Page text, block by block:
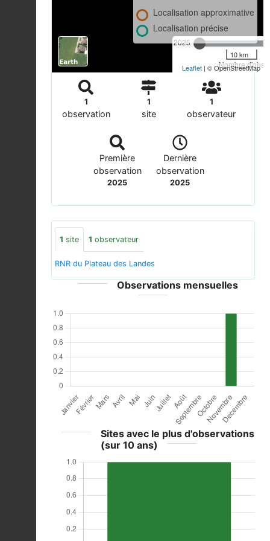
2025
Nombre
Localisation approximative
Localisation précise
10 km
Leaflet | © OpenStreetMap
1
observation
1
site
1
observateur
Première
observation
2025
Dernière
observation
2025
1 site 1 observateur
RNR du Plateau des Landes
Observations mensuelles
Sites avec le plus d'observations
(sur 10 ans)